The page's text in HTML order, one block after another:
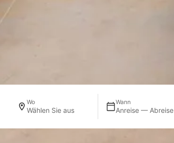
Wo
Wählen Sie aus
Wann
Anreise — Abreise